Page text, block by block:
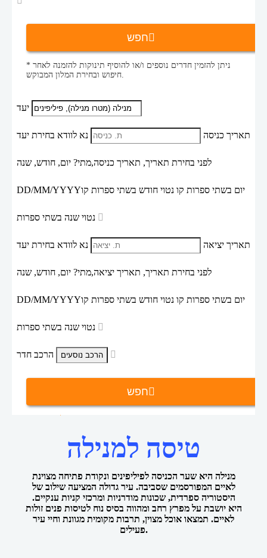
חפש
* ניתן להזמין חדרים נוספים ו/או להוסיף תינוקות להזמנה לאחר
חיפוש ובחירת המלון המבוקש.
יעד
תאריך כניסה נא לוודא בחירת יעד
לפני בחירת תאריך, תאריך כניסה,מתי? יום, חודש, שנה
DD/MM/YYYYיום בשתי ספרות קו נטוי חודש בשתי ספרות קו
תאריך יציאה נא לוודא בחירת יעד
לפני בחירת תאריך, תאריך יציאה,מתי? יום, חודש, שנה
DD/MM/YYYYיום בשתי ספרות קו נטוי חודש בשתי ספרות קו
הרכב חדר
חפש
דף הבית טיסות זולות טיסות למנילה
טיסה למנילה
מנילה היא שער הכניסה לפיליפינים ונקודת פתיחה מצוינת
לאיים המפורסמים שסביבה. עיר גדולה המציעה שילוב של
היסטוריה ספרדית, שכונות מודרניות ומרכזי קניות ענקיים.
היא יושבת על מפרץ רחב ומהווה בסיס נוח לטיסות פנים זולות
לאיים. תמצאו אוכל מצוין, תרבות מקומית מגוונת וחיי עיר
פעילים.